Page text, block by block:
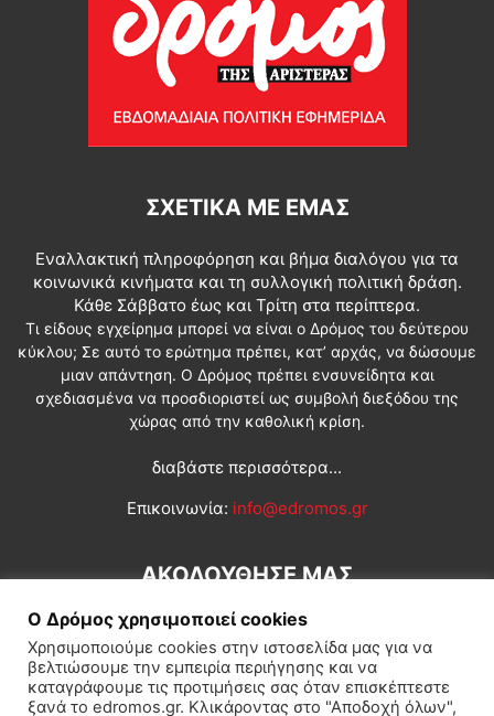
ΣΧΕΤΙΚΆ ΜΕ ΕΜΆΣ
Εναλλακτική πληροφόρηση και βήμα διαλόγου για τα
κοινωνικά κινήματα και τη συλλογική πολιτική δράση.
Κάθε Σάββατο έως και Τρίτη στα περίπτερα.
Τι είδους εγχείρημα μπορεί να είναι ο Δρόμος του δεύτερου
κύκλου; Σε αυτό το ερώτημα πρέπει, κατ’ αρχάς, να δώσουμε
μιαν απάντηση. Ο Δρόμος πρέπει ενσυνείδητα και
σχεδιασμένα να προσδιοριστεί ως συμβολή διεξόδου της
χώρας από την καθολική κρίση.
διαβάστε περισσότερα...
Επικοινωνία: info@edromos.gr
ΑΚΟΛΟΥΘΗΣΕ ΜΑΣ
Ο Δρόμος χρησιμοποιεί cookies
Χρησιμοποιούμε cookies στην ιστοσελίδα μας για να
βελτιώσουμε την εμπειρία περιήγησης και να
καταγράφουμε τις προτιμήσεις σας όταν επισκέπτεστε
ξανά το edromos.gr. Κλικάροντας στο "Αποδοχή όλων",